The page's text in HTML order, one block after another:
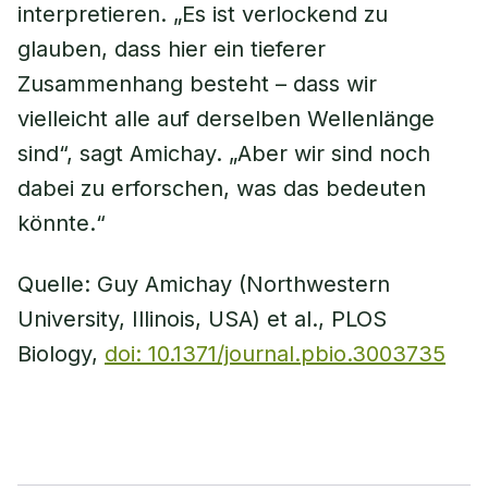
interpretieren. „Es ist verlockend zu
glauben, dass hier ein tieferer
Zusammenhang besteht – dass wir
vielleicht alle auf derselben Wellenlänge
sind“, sagt Amichay. „Aber wir sind noch
dabei zu erforschen, was das bedeuten
könnte.“
Quelle: Guy Amichay (Northwestern
University, Illinois, USA) et al., PLOS
Biology, doi: 10.1371/journal.pbio.3003735